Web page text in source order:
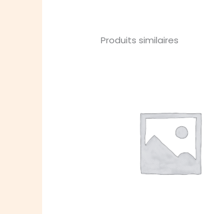
Produits similaires